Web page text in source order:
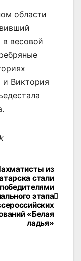
области
в весовой
и Виктория
из
стали
победителями
этапа
«Белая
ладья»